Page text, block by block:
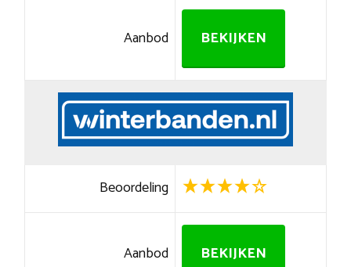
Aanbod BEKIJKEN
Beoordeling
Aanbod BEKIJKEN